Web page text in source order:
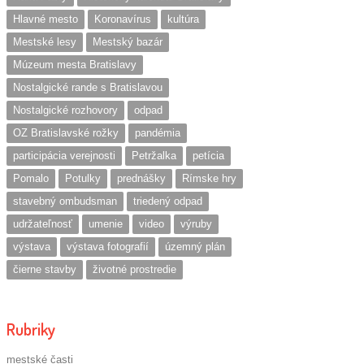
Hlavné mesto
Koronavírus
kultúra
Mestské lesy
Mestský bazár
Múzeum mesta Bratislavy
Nostalgické rande s Bratislavou
Nostalgické rozhovory
odpad
OZ Bratislavské rožky
pandémia
participácia verejnosti
Petržalka
petícia
Pomalo
Potulky prednášky
Rímske hry
stavebný ombudsman
triedený odpad
udržateľnosť
umenie video
výruby
výstava
výstava fotografií
územný plán
čierne stavby
životné prostredie
Rubriky
mestské časti